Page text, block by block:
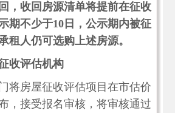
，收回房源清单将提前在征收
期不少于10 日，公示期内被征
租人仍可选购上述房源。
收评估机构
将房屋征收评估项目在市估价
，接受报名审核，将审核通过